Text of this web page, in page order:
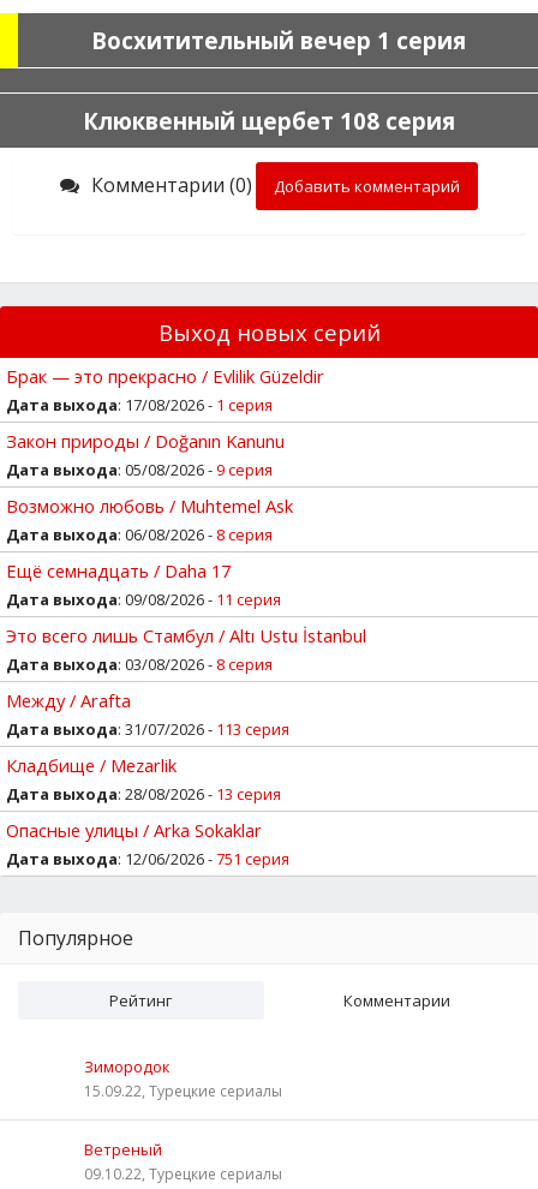
Восхитительный вечер 1 серия
Клюквенный щербет 108 серия
Комментарии (0) Добавить комментарий
Выход новых серий
Брак — это прекрасно / Evlilik Güzeldir
Дата выхода: 17/08/2026 - 1 серия
Закон природы / Doğanın Kanunu
Дата выхода: 05/08/2026 -9 серия
Возможно любовь / Muhtemel Ask
Дата выхода: 06/08/2026 - 8 серия
Ещё семнадцать / Daha 17
Дата выхода: 09/08/2026 - 11 серия
Это всего лишь Стамбул / Altı Ustu İstanbul
Дата выхода: 03/08/2026 - 8 серия
Между / Arafta
Дата выхода: 31/07/2026 - 113 серия
Кладбище / Mezarlik
Дата выхода: 28/08/2026 - 13 серия
Опасные улицы / Arka Sokaklar
Дата выхода: 12/06/2026 -751 серия
Популярное
Рейтинг Комментарии
Зимородок
15.09.22, Турецкие сериалы
Ветреный
09.10.22, Турецкие сериалы